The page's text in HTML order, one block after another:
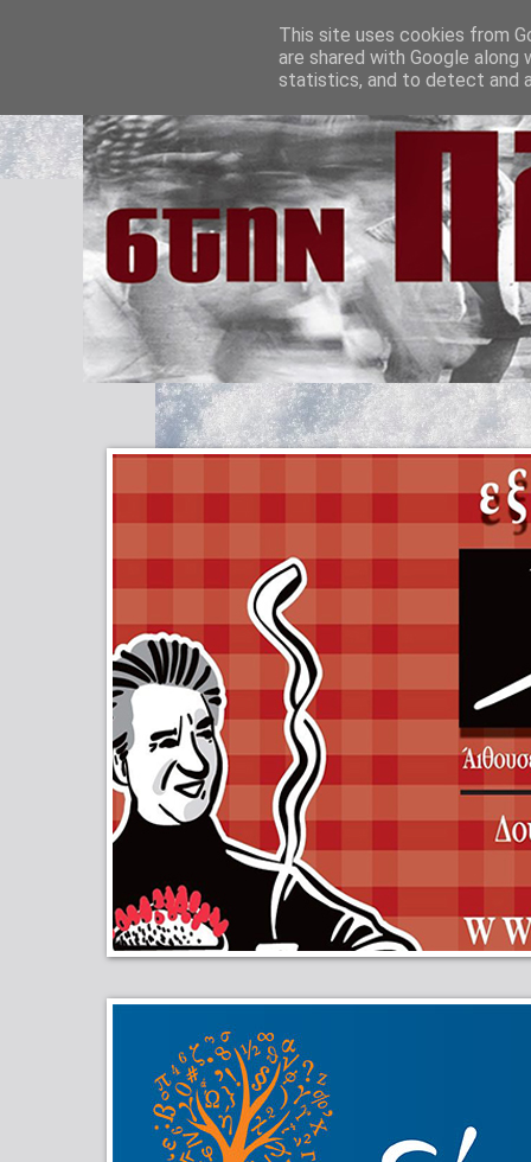
This site uses cookies from
are shared with Google
statistics, and to detect and